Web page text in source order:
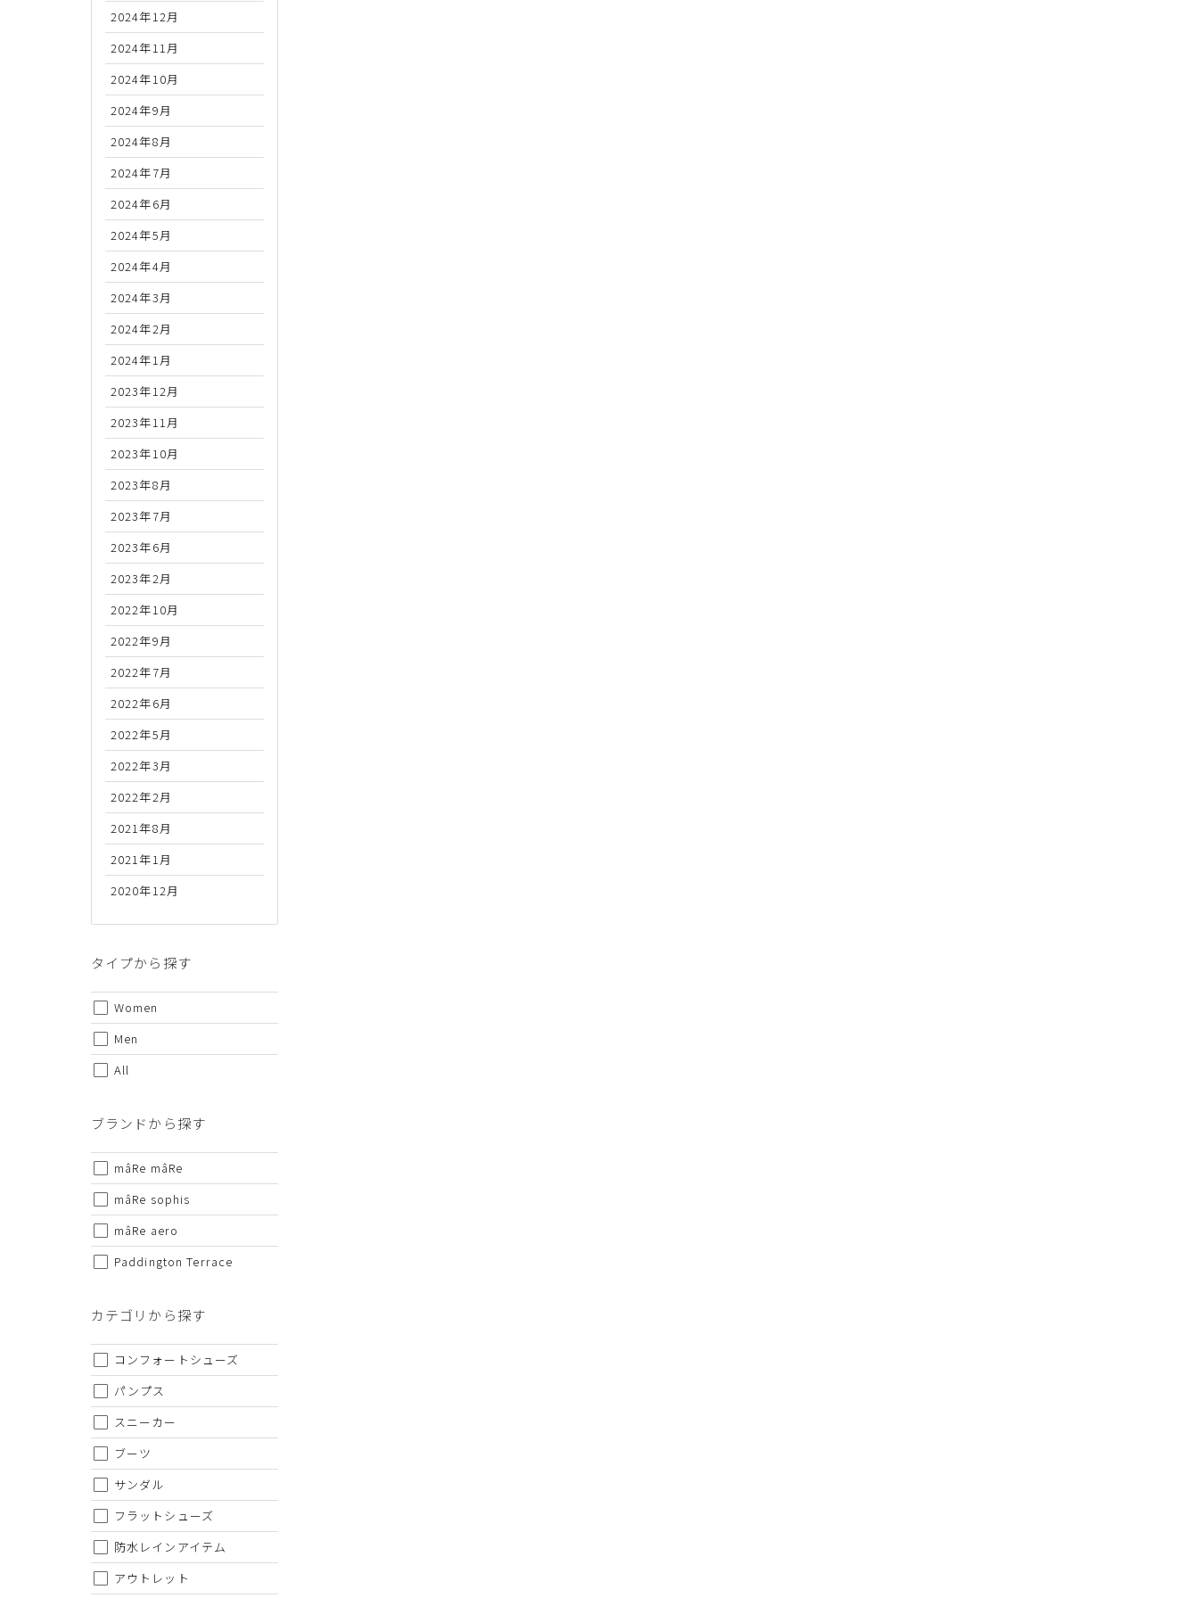
2024年12月
2024年11月
2024年10月
2024年9月
2024年8月
2024年7月
2024年6月
2024年5月
2024年4月
2024年3月
2024年2月
2024年1月
2023年12月
2023年11月
2023年10月
2023年8月
2023年7月
2023年6月
2023年2月
2022年10月
2022年9月
2022年7月
2022年6月
2022年5月
2022年3月
2022年2月
2021年8月
2021年1月
2020年12月
タイプから探す
Women
Men
All
ブランドから探す
mâRe mâRe
mâRe sophis
mâRe aero
Paddington Terrace
カテゴリから探す
コンフォートシューズ
パンプス
スニーカー
ブーツ
サンダル
フラットシューズ
防水レインアイテム
アウトレット
代金のお支払い方法について
金引換の中からお好きな決済方法をお選びいただけます。
・掲載されております商品の色はPCモニターにより色目に相違が生じる場合があります。予めご了承下さい。
・掲載されております画像を許可無くご使用にならないで下さい。お使いになりたい場合はお問い合せよりご連絡下さい。
・仕様および外観・価格は予告なく変更されることがあります。予めご了承下さい。
・当オンラインストアと実店舗では、一部商品にて割引率が異なります
・ご試着につきましては必ず屋内でお願いします。